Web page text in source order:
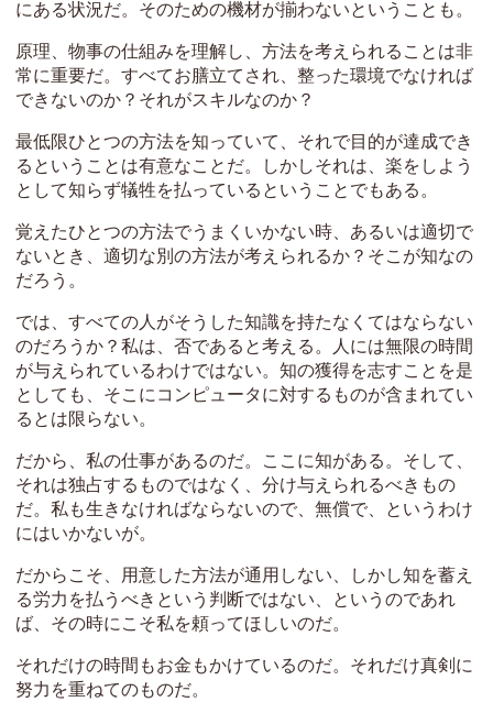
にある状況だ。そのための機材が揃わないということも。
原理、物事の仕組みを理解し、方法を考えられることは非
常に重要だ。すべてお膳立てされ、整った環境でなければ
できないのか？それがスキルなのか？
最低限ひとつの方法を知っていて、それで目的が達成でき
るということは有意なことだ。しかしそれは、楽をしよう
として知らず犠牲を払っているということでもある。
覚えたひとつの方法でうまくいかない時、あるいは適切で
ないとき、適切な別の方法が考えられるか？そこが知なの
だろう。
では、すべての人がそうした知識を持たなくてはならない
のだろうか？私は、否であると考える。人には無限の時間
が与えられているわけではない。知の獲得を志すことを是
としても、そこにコンピュータに対するものが含まれてい
るとは限らない。
だから、私の仕事があるのだ。ここに知がある。そして、
それは独占するものではなく、分け与えられるべきもの
だ。私も生きなければならないので、無償で、というわけ
にはいかないが。
だからこそ、用意した方法が通用しない、しかし知を蓄え
る労力を払うべきという判断ではない、というのであれ
ば、その時にこそ私を頼ってほしいのだ。
それだけの時間もお金もかけているのだ。それだけ真剣に
努力を重ねてのものだ。